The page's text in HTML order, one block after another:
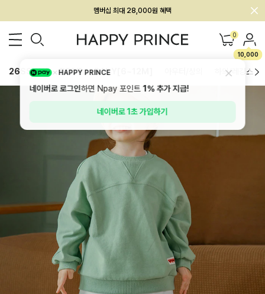
멤버십 최대 28,000원 혜택
0
10,000
26SS 신상 BEST BABY[6~12M] 하의/레깅스
HAPPY PRINCE
네이버로 로그인하면 Npay 포인트1%추가 지급!
네이버로 1초 가입하기